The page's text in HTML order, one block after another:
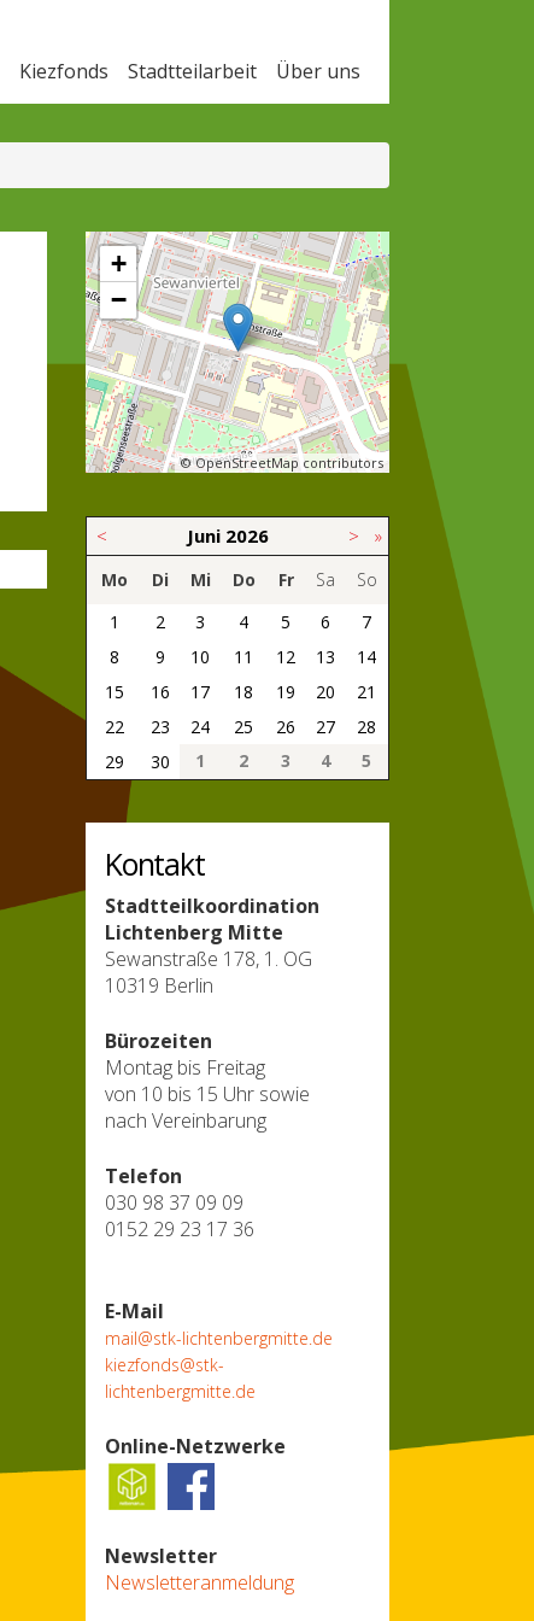
Kiezfonds Stadtteilarbeit Über uns
+
−
© OpenStreetMap contributors
< Juni 2026 > »
Mo Di Mi Do Fr Sa
So
1
2 3 4 5 6
7
8
9 10 11 12 13
14
15
16 17 18 19 20
21
22
23 24 25 26 27
28
29
30 1 2 3 4 5
Kontakt
Stadtteilkoordination
Lichtenberg Mitte
Sewanstraße 178, 1. OG
10319 Berlin
Bürozeiten
Montag bis Freitag
von 10 bis 15 Uhr sowie
nach Vereinbarung
Telefon
030 98 37 09 09
0152 29 23 17 36
E-Mail
mail@stk-lichtenbergmitte.de
kiezfonds@stk-
lichtenbergmitte.de
Online-Netzwerke
Newsletter
Newsletteranmeldung